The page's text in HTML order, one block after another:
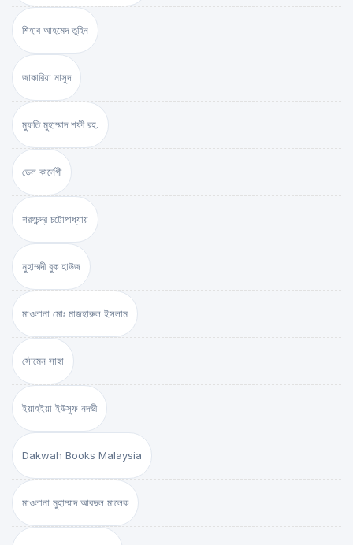
শিহাব আহমেদ তুহিন
জাকারিয়া মাসুদ
মুফতি মুহাম্মাদ শফী রহ.
ডেল কার্নেগী
শরৎচন্দ্র চট্টোপাধ্যায়
মুহাম্মদী বুক হাউজ
মাওলানা মোঃ মাজহারুল ইসলাম
সৌমেন সাহা
ইয়াহইয়া ইউসুফ নদভী
Dakwah Books Malaysia
মাওলানা মুহাম্মাদ আবদুল মালেক